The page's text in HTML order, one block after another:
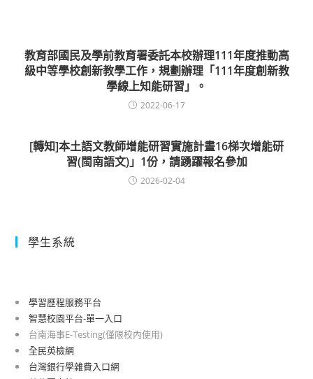
教育部國民及學前教育署委託本校辦理111年度推動高
級中等學校創新教學工作，規劃辦理「111年度創新教
學線上知能研習」。
2022-06-17
[轉知]本土語文教師增能研習實施計畫16梯次增能研
習(閩南語文)」1份，請踴躍報名參加
2026-02-04
學生系統
學習歷程服務平台
智慧校園平台-單一入口
台南海事E-Testing(僅限校內使用)
全民英檢網
台灣銀行學雜費入口網